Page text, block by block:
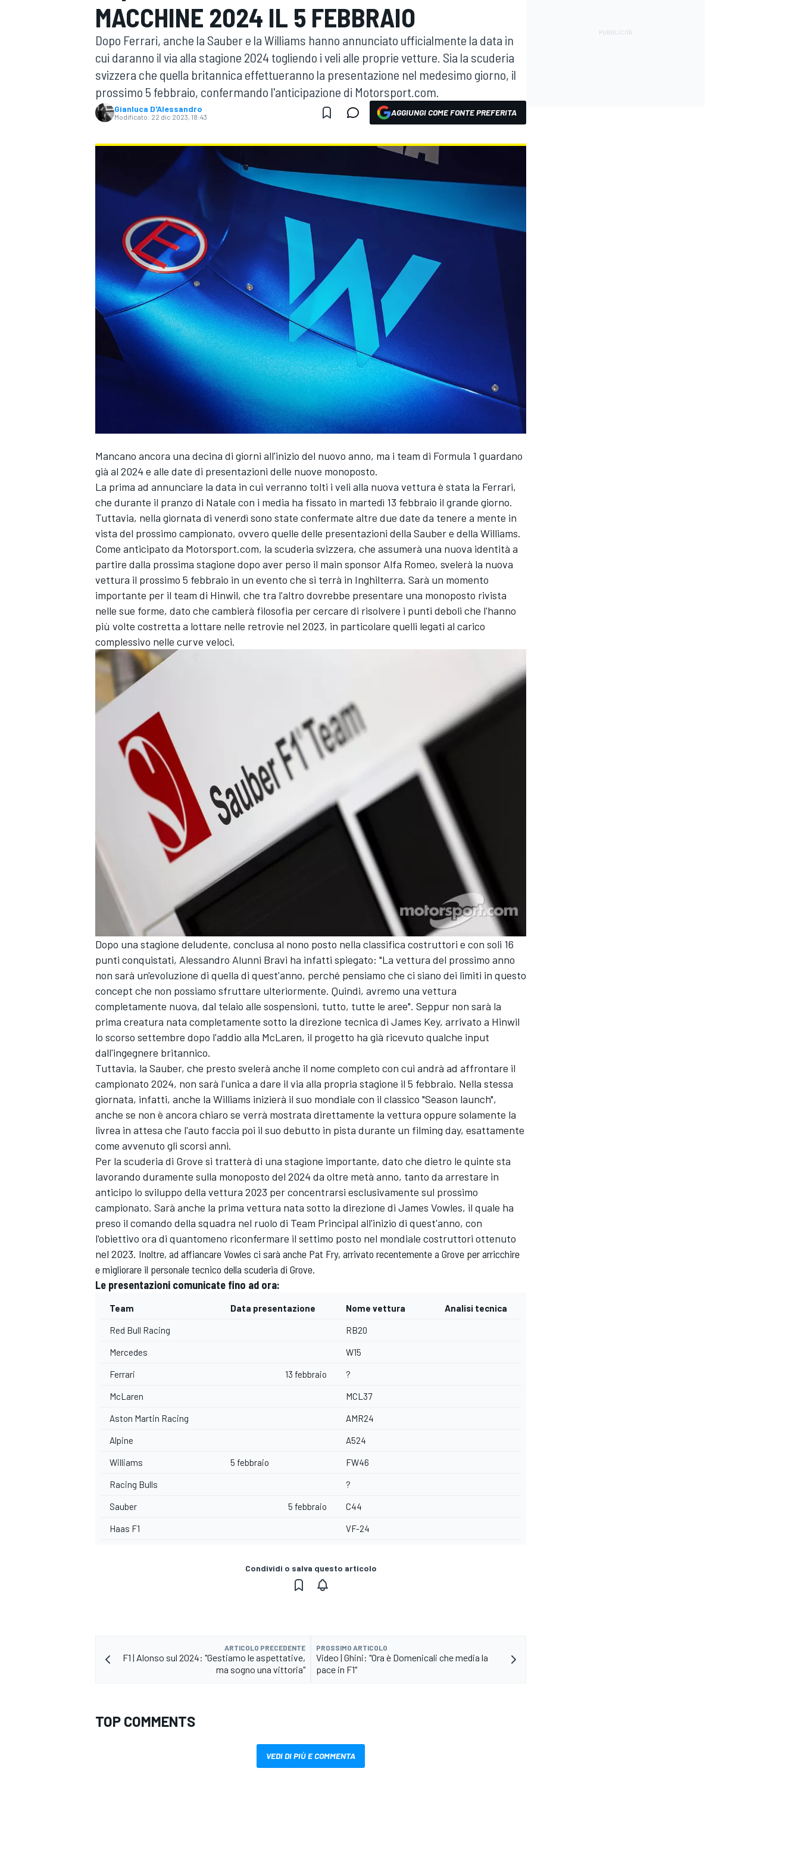
MOTOGP WEC
WRC
MONOPOSTO
ENDURANCE/GT
MACCHINE 2024 IL 5 FEBBRAIO
Dopo Ferrari, anche la Sauber e la Williams hanno annunciato ufficialmente la data in
cui daranno il via alla stagione 2024 togliendo i veli alle proprie vetture. Sia la scuderia
svizzera che quella britannica effettueranno la presentazione nel medesimo giorno, il
prossimo 5 febbraio, confermando l'anticipazione di Motorsport.com.
Gianluca D'Alessandro
Modificato: 22 dic 2023, 18:43 AGGIUNGI COME FONTE PREFERITA
Mancano ancora una decina di giorni all'inizio del nuovo anno, ma i team di Formula 1 guardano
già al 2024 e alle date di presentazioni delle nuove monoposto.
La prima ad annunciare la data in cui verranno tolti i veli alla nuova vettura è stata la Ferrari,
che durante il pranzo di Natale con i media ha fissato in martedì 13 febbraio il grande giorno.
Tuttavia, nella giornata di venerdì sono state confermate altre due date da tenere a mente in
vista del prossimo campionato, ovvero quelle delle presentazioni della Sauber e della Williams.
Come anticipato da Motorsport.com, la scuderia svizzera, che assumerà una nuova identità a
partire dalla prossima stagione dopo aver perso il main sponsor Alfa Romeo, svelerà la nuova
vettura il prossimo 5 febbraio in un evento che si terrà in Inghilterra. Sarà un momento
importante per il team di Hinwil, che tra l'altro dovrebbe presentare una monoposto rivista
nelle sue forme, dato che cambierà filosofia per cercare di risolvere i punti deboli che l'hanno
più volte costretta a lottare nelle retrovie nel 2023, in particolare quelli legati al carico
complessivo nelle curve veloci.
Dopo una stagione deludente, conclusa al nono posto nella classifica costruttori e con soli 16
punti conquistati, Alessandro Alunni Bravi ha infatti spiegato: "La vettura del prossimo anno
non sarà un'evoluzione di quella di quest'anno, perché pensiamo che ci siano dei limiti in questo
concept che non possiamo sfruttare ulteriormente. Quindi, avremo una vettura
completamente nuova, dal telaio alle sospensioni, tutto, tutte le aree". Seppur non sarà la
prima creatura nata completamente sotto la direzione tecnica di James Key, arrivato a Hinwil
lo scorso settembre dopo l'addio alla McLaren, il progetto ha già ricevuto qualche input
dall'ingegnere britannico.
Tuttavia, la Sauber, che presto svelerà anche il nome completo con cui andrà ad affrontare il
campionato 2024, non sarà l'unica a dare il via alla propria stagione il 5 febbraio. Nella stessa
giornata, infatti, anche la Williams inizierà il suo mondiale con il classico "Season launch",
anche se non è ancora chiaro se verrà mostrata direttamente la vettura oppure solamente la
livrea in attesa che l'auto faccia poi il suo debutto in pista durante un filming day, esattamente
come avvenuto gli scorsi anni.
Per la scuderia di Grove si tratterà di una stagione importante, dato che dietro le quinte sta
lavorando duramente sulla monoposto del 2024 da oltre metà anno, tanto da arrestare in
anticipo lo sviluppo della vettura 2023 per concentrarsi esclusivamente sul prossimo
campionato. Sarà anche la prima vettura nata sotto la direzione di James Vowles, il quale ha
preso il comando della squadra nel ruolo di Team Principal all'inizio di quest'anno, con
l'obiettivo ora di quantomeno riconfermare il settimo posto nel mondiale costruttori ottenuto
nel 2023. Inoltre, ad affiancare Vowles ci sarà anche Pat Fry, arrivato recentemente a Grove per arricchire
e migliorare il personale tecnico della scuderia di Grove.
Le presentazioni comunicate fino ad ora:
Team Data presentazione Nome vettura Analisi tecnica
Red Bull Racing RB20
Mercedes W15
Ferrari 13 febbraio ?
McLaren MCL37
Aston Martin Racing AMR24
Alpine A524
Williams 5 febbraio FW46
Racing Bulls ?
Sauber 5 febbraio C44
Haas F1 VF-24
Condividi o salva questo articolo
ARTICOLO PRECEDENTE
F1 | Alonso sul 2024: "Gestiamo le aspettative,
ma sogno una vittoria"
PROSSIMO ARTICOLO
Video | Ghini: "Ora è Domenicali che media la
pace in F1"
TOP COMMENTS
VEDI DI PIÙ E COMMENTA